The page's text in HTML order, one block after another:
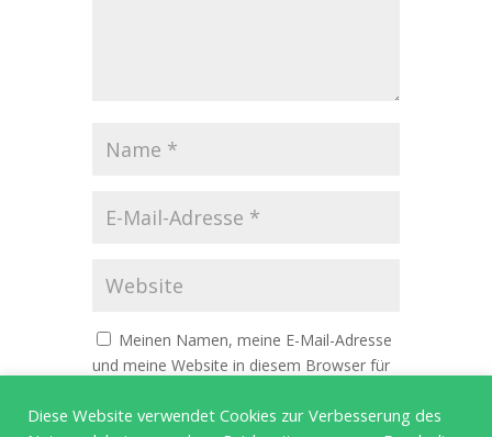
Meinen Namen, meine E-Mail-Adresse
und meine Website in diesem Browser für
Diese Website verwendet Cookies zur Verbesserung des